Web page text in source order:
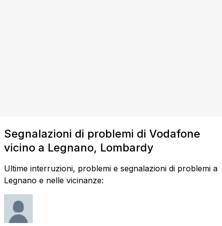
Segnalazioni di problemi di Vodafone
vicino a Legnano, Lombardy
Ultime interruzioni, problemi e segnalazioni di problemi a
Legnano e nelle vicinanze: